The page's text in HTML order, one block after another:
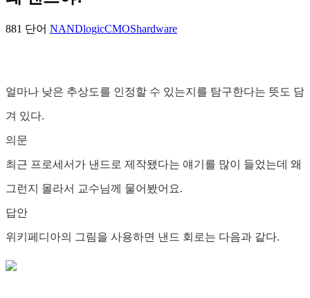
881 단어 NANDlogicCMOShardware
얼마나 낮은 추상도를 인정할 수 있는지를 탐구한다는 뜻도 담
겨 있다.
의문
최근 프로세서가 낸드로 제작됐다는 얘기를 많이 들었는데 왜
그런지 몰라서 교수님께 물어봤어요.
답안
위키페디아의 그림을 사용하면 낸드 회로는 다음과 같다.